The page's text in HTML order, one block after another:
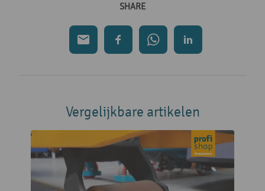
SHARE
Vergelijkbare artikelen